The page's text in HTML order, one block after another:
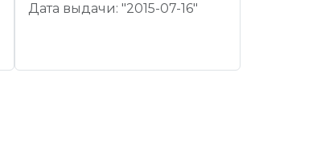
Дата выдачи: "2015-07-16"